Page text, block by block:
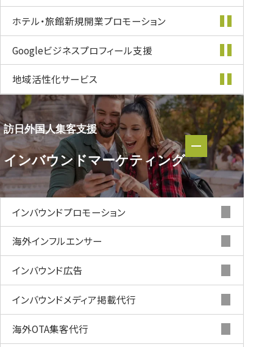
ホテル・旅館新規開業プロモーション
Googleビジネスプロフィール支援
地域活性化サービス
訪日外国人集客支援
インバウンド
マーケティング
訪日外国人集客支援
インバウンドマーケティング
インバウンドプロモーション
海外インフルエンサー
インバウンド広告
インバウンドメディア掲載代行
海外OTA集客代行